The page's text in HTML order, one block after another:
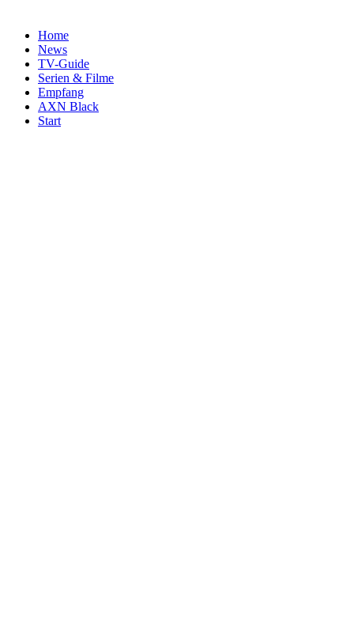
Home
News
TV-Guide
Serien & Filme
Empfang
AXN Black
Start